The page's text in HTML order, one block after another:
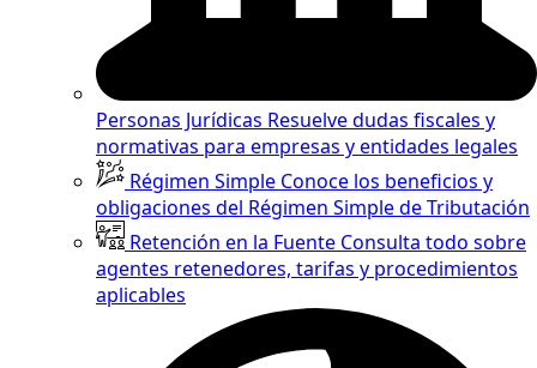
Personas Jurídicas Resuelve dudas fiscales y
normativas para empresas y entidades legales
Régimen Simple Conoce los beneficios y
obligaciones del Régimen Simple de Tributación
Retención en la Fuente Consulta todo sobre
agentes retenedores, tarifas y procedimientos
aplicables